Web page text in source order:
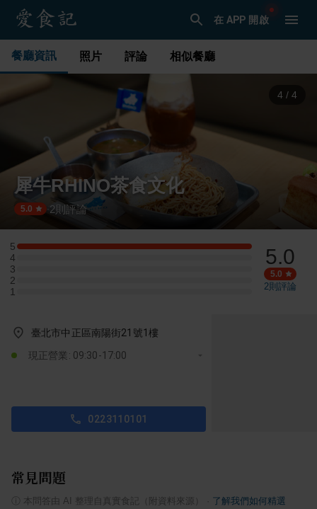
在 APP 開啟
餐廳資訊 照片 評論 相似餐廳
1 / 4
犀牛RHINO茶食文化
5.0 2則評論
5
5 星：1 則評論
4
4 星：0 則評論
3
3 星：0 則評論
2
2 星：0 則評論
1
1 星：0 則評論
5.0
5.0
2則評論
臺北市中正區南陽街21號1樓
現正營業: 09:30-17:00
0223110101
常見問題
本問答由 AI 整理自真實食記（附資料來源） 了解我們如何精選